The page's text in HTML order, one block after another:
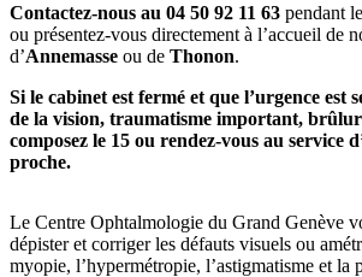
Contactez-nous au 04 50 92 11 63 pendant
ou présentez-vous directement à l’accueil de
d’Annemasse ou de Thonon.
Si le cabinet est fermé et que l’urgence est
de la vision, traumatisme important,
composez le 15 ou rendez-vous au service
proche.
Le Centre Ophtalmologie du Grand Genève
dépister et corriger les défauts visuels ou
myopie, l’hypermétropie, l’astigmatisme et la